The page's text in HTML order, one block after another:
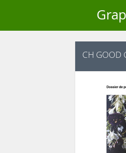
CH GOOD